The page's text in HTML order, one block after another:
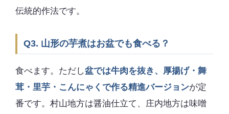
伝統的作法です。
Q3. 山形の芋煮はお盆でも食べる？
食べます。ただし盆では牛肉を抜き、厚揚げ・舞
茸・里芋・こんにゃくで作る精進バージョンが定
番です。村山地方は醤油仕立て、庄内地方は味噌